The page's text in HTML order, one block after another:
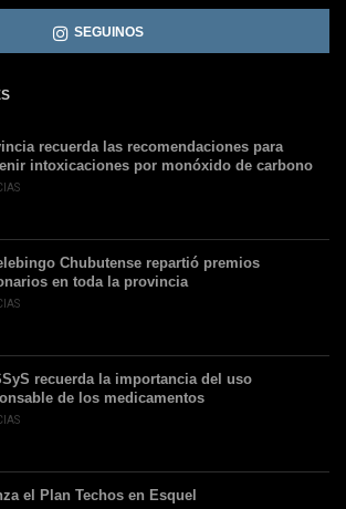
SEGUINOS
recuerda las recomendaciones para
intoxicaciones por monóxido de carbono
Chubutense repartió premios
en toda la provincia
recuerda la importancia del uso
de los medicamentos
el Plan Techos en Esquel